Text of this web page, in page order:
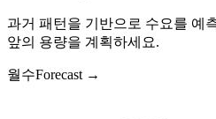
과거 패턴을 기반으로 수요를 예
앞의 용량을 계획하세요.
월수Forecast →